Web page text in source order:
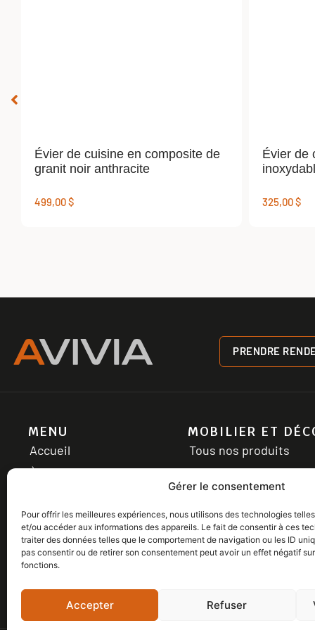
Gérer le consentement
Pour offrir les meilleures expériences, nous utilisons des technologies
et/ou accéder aux informations des appareils. Le fait de consentir à ces
traiter des données telles que le comportement de navigation ou les ID
pas consentir ou de retirer son consentement peut avoir un effet négatif
fonctions.
Accepter Refuser
Évier de cuisine en composite de
granit noir anthracite
499,00$
Évier de
325,00$
PRENDRE
MENU
Accueil
À propos
Réalisations
Blogue
Emploi
Contact
MOBILIER ET
Tous nos produits
Salon
Espace Sommeil
Salle à manger
Électroménagers
Éviers